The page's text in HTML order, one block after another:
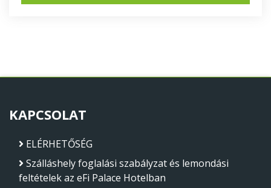
KAPCSOLAT
ELÉRHETŐSÉG
Szálláshely foglalási szabályzat és lemondási
feltételek az eFi Palace Hotelban